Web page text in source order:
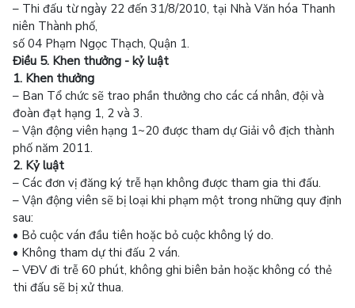
– Thi đấu từ ngày 22 đến 31/8/2010, tại Nhà Văn hóa Thanh
niên Thành phố,
số 04 Phạm Ngọc Thạch, Quận 1.
Điều 5. Khen thưởng - kỷ luật
1. Khen thưởng
– Ban Tổ chức sẽ trao phần thưởng cho các cá nhân, đội và
đoàn đạt hạng 1, 2 và 3.
– Vận động viên hạng 1~20 được tham dự Giải vô địch thành
phố năm 2011.
2. Kỷ luật
– Các đơn vị đăng ký trễ hạn không được tham gia thi đấu.
– Vận động viên sẽ bị loại khi phạm một trong những quy định
sau:
• Bỏ cuộc ván đầu tiên hoặc bỏ cuộc không lý do.
• Không tham dự thi đấu 2 ván.
– VĐV đi trễ 60 phút, không ghi biên bản hoặc không có thẻ
thi đấu sẽ bị xử thua.